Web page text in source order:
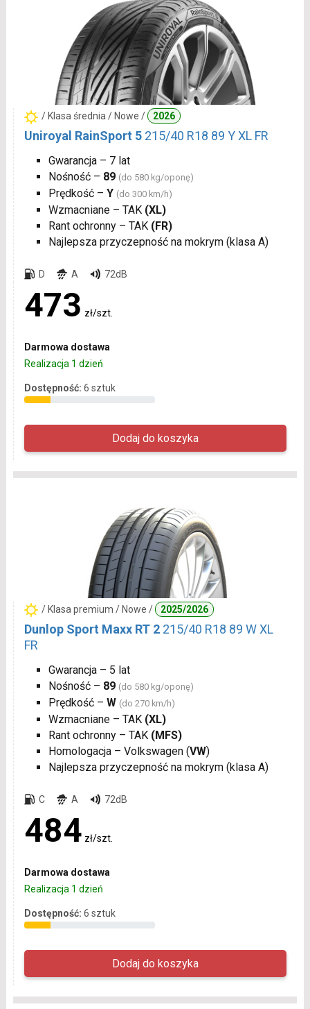
/ Klasa średnia / Nowe / 2026
Uniroyal RainSport 5 215/40 R18 89 Y XL FR
Gwarancja – 7 lat
Nośność – 89 (do 580 kg/oponę)
Prędkość – Y (do 300 km/h)
Wzmacniane – TAK (XL)
Rant ochronny – TAK (FR)
Najlepsza przyczepność na mokrym (klasa A)
D A 72dB
473 zł/szt.
Darmowa dostawa
Realizacja 1 dzień
Dostępność: 6 sztuk
/ Klasa premium / Nowe / 2025/2026
Dunlop Sport Maxx RT 2 215/40 R18 89 W XL
FR
Gwarancja – 5 lat
Nośność – 89 (do 580 kg/oponę)
Prędkość – W (do 270 km/h)
Wzmacniane – TAK (XL)
Rant ochronny – TAK (MFS)
Homologacja – Volkswagen (VW)
Najlepsza przyczepność na mokrym (klasa A)
C A 72dB
484 zł/szt.
Darmowa dostawa
Realizacja 1 dzień
Dostępność: 6 sztuk